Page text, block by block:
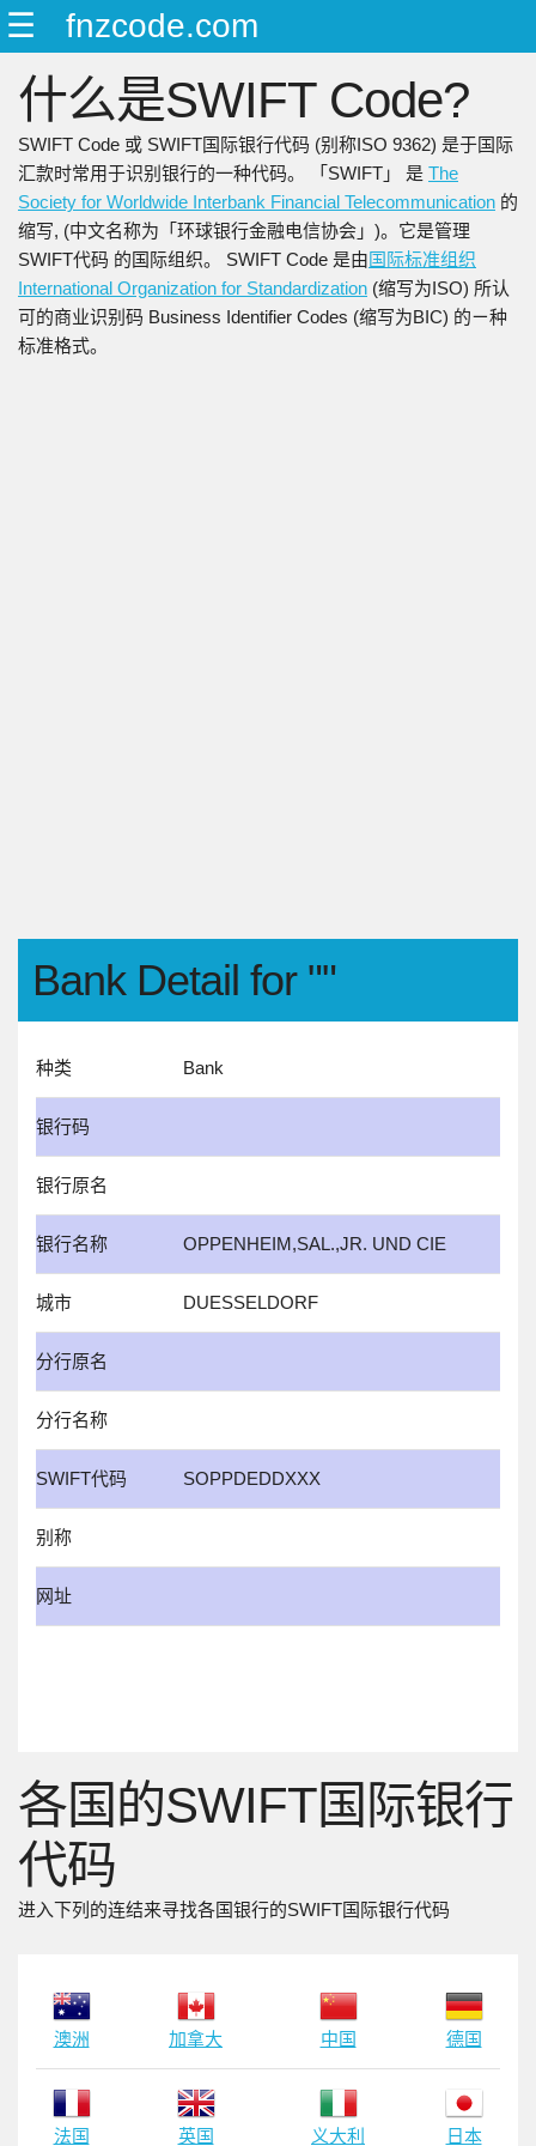
☰ fnzcode.com
日本語
简中
繁中
什么是SWIFT Code?
SWIFT Code 或 SWIFT国际银行代码 (别称ISO 9362) 是于国际
汇款时常用于识别银行的一种代码。 「SWIFT」 是 The
Society for Worldwide Interbank Financial Telecommunication 的
缩写, (中文名称为「环球银行金融电信协会」)。它是管理
SWIFT代码 的国际组织。 SWIFT Code 是由国际标准组织
International Organization for Standardization (缩写为ISO) 所认
可的商业识别码 Business Identifier Codes (缩写为BIC) 的ㄧ种
标准格式。
Bank Detail for ""
种类 Bank
银行码
银行原名
银行名称 OPPENHEIM,SAL.,JR. UND CIE
城市 DUESSELDORF
分行原名
分行名称
SWIFT代码 SOPPDEDDXXX
别称
网址
各国的SWIFT国际银行
代码
进入下列的连结来寻找各国银行的SWIFT国际银行代码
澳洲 加拿大 中国 德国
法国 英国 义大利 日本